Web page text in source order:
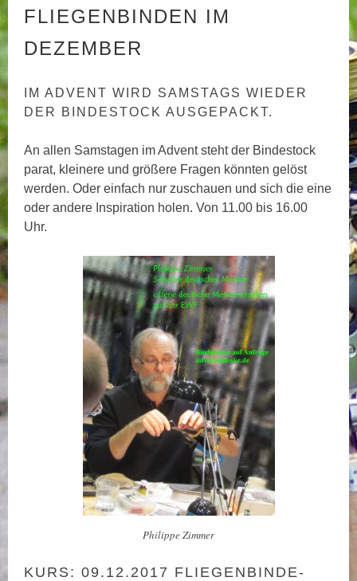
FLIEGENBINDEN IM
DEZEMBER
IM ADVENT WIRD SAMSTAGS WIEDER
DER BINDESTOCK AUSGEPACKT.
An allen Samstagen im Advent steht der Bindestock
parat, kleinere und größere Fragen könnten gelöst
werden. Oder einfach nur zuschauen und sich die eine
oder andere Inspiration holen. Von 11.00 bis 16.00
Uhr.
Philippe Zimmer
KURS: 09.12.2017 FLIEGENBINDE-